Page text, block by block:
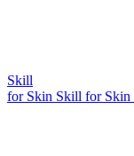
Skill
for Skin Skill for Skin